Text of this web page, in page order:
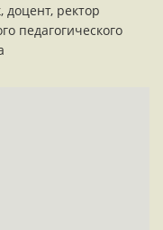
доцент, ректор
педагогического